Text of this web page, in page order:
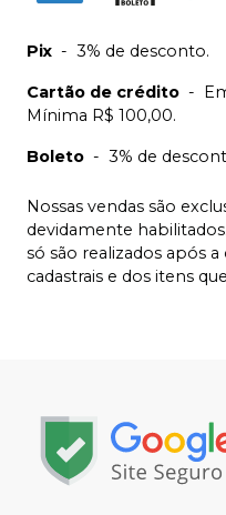
Pix - 3% de desconto.
Cartão de crédito -
Mínima R$ 100,00.
Boleto - 3% de
Nossas vendas são
devidamente
só são realizados após
cadastrais e dos itens